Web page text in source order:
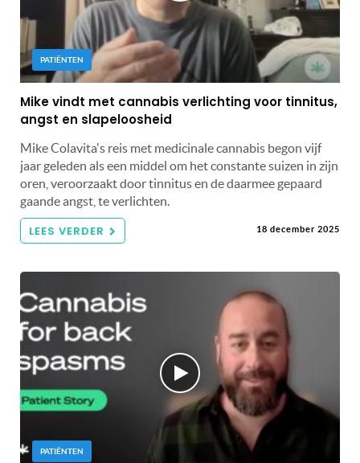
PATIËNTEN
Mike vindt met cannabis verlichting voor tinnitus,
angst en slapeloosheid
Mike Colavita's reis met medicinale cannabis begon vijf
jaar geleden als een middel om het constante suizen in zijn
oren, veroorzaakt door tinnitus en de daarmee gepaard
gaande angst, te verlichten.
LEES VERDER 18 december 2025
PATIËNTEN